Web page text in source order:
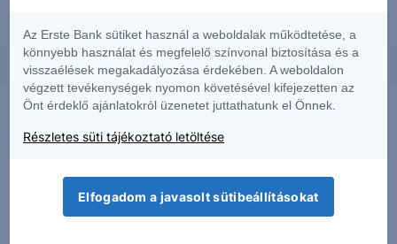
Az Erste Bank sütiket használ a weboldalak működtetése, a
könnyebb használat és megfelelő színvonal biztosítása és a
visszaélések megakadályozása érdekében. A weboldalon
végzett tevékenységek nyomon követésével kifejezetten az
Önt érdeklő ajánlatokról üzenetet juttathatunk el Önnek.
Részletes süti tájékoztató letöltése
Elfogadom a javasolt sütibeállításokat